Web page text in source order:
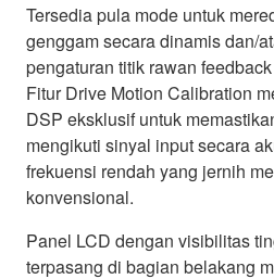
Tersedia pula mode untuk
genggam secara dinamis dan/
pengaturan titik rawan
Fitur Drive Motion Calibration
DSP eksklusif untuk
mengikuti sinyal input secara
frekuensi rendah yang jernih
konvensional.
Panel LCD dengan visibilitas
terpasang di bagian belakang